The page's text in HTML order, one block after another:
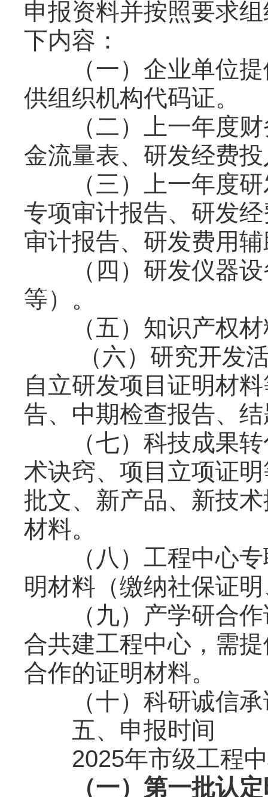
申报资料并按照要求
下内容：
（一）企业单位提
供组织机构代码证。
（二）上一年度财
金流量表、研发经费
（三）上一年度研
专项审计报告、研发
审计报告、研发费用
（四）研发仪器设
等）。
（五）知识产权材
（六）研究开发活
自立研发项目证明材
告、中期检查报告、
（七）科技成果转
术诀窍、项目立项证
批文、新产品、新技
材料。
（八）工程中心专
明材料（缴纳社保证
（九）产学研合作
合共建工程中心，需
合作的证明材料。
（十）科研诚信承
五、申报时间
2025年市级工程中
（一）第一批认